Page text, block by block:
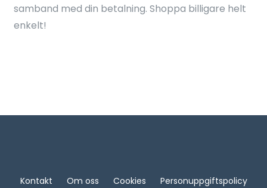
samband med din betalning. Shoppa billigare helt
enkelt!
Kontakt Om oss Cookies Personuppgiftspolicy